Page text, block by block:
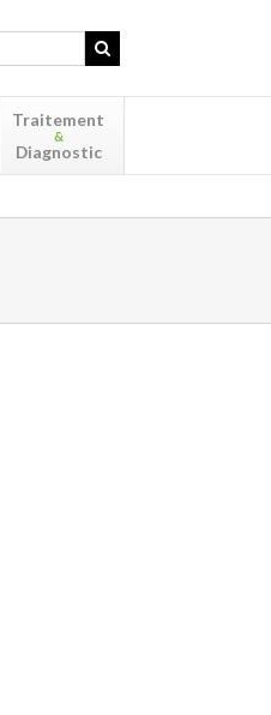
Traitement
&
Diagnostic